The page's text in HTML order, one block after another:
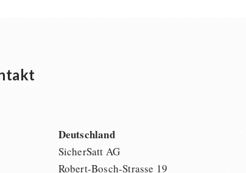
Deutschland
SicherSatt AG
Robert-Bosch-Strasse 19